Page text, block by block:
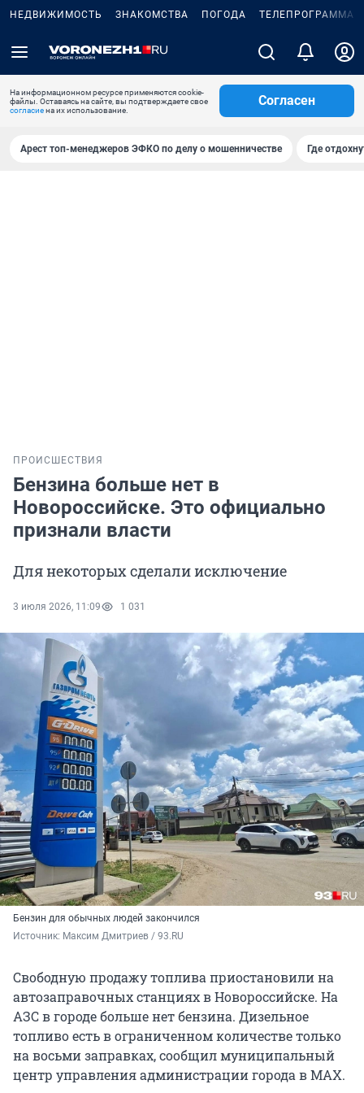
НЕДВИЖИМОСТЬ ЗНАКОМСТВА ПОГОДА ТЕЛЕПРОГРАММА
На информационном ресурсе применяются cookie-
файлы. Оставаясь на сайте, вы подтверждаете свое
согласиена их использование.
Согласен
Арест топ-менеджеров ЭФКО по делу о мошенничестве Где
ПРОИСШЕСТВИЯ
Бензина больше нет в
Новороссийске. Это официально
признали власти
Для некоторых сделали исключение
3 июля 2026, 11:09 1 031
Бензин для обычных людей закончился
Источник: Максим Дмитриев / 93.RU
Свободную продажу топлива приостановили на
автозаправочных станциях в Новороссийске. На
АЗС в городе больше нет бензина. Дизельное
топливо есть в ограниченном количестве только
на восьми заправках, сообщил муниципальный
центр управления администрации города в MAX.